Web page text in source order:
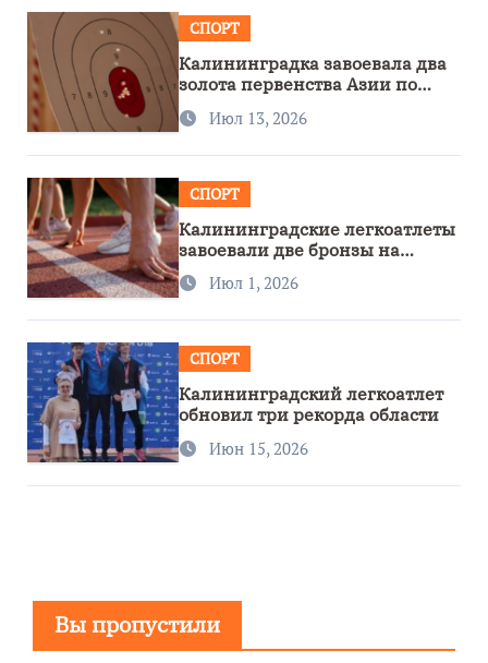
СПОРТ
Калининградка завоевала два
золота первенства Азии по
метанию ножа
Июл 13, 2026
СПОРТ
Калининградские легкоатлеты
завоевали две бронзы на
первенстве России
Июл 1, 2026
СПОРТ
Калининградский легкоатлет
обновил три рекорда области
Июн 15, 2026
Вы пропустили